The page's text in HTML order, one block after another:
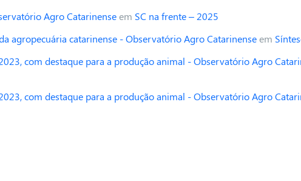
Agro Catarinenseem SC na frente – 2025
agropecuária catarinense - Observatório Agro Catarinenseem
com destaque para a produção animal - Observatório Agro
com destaque para a produção animal - Observatório Agro